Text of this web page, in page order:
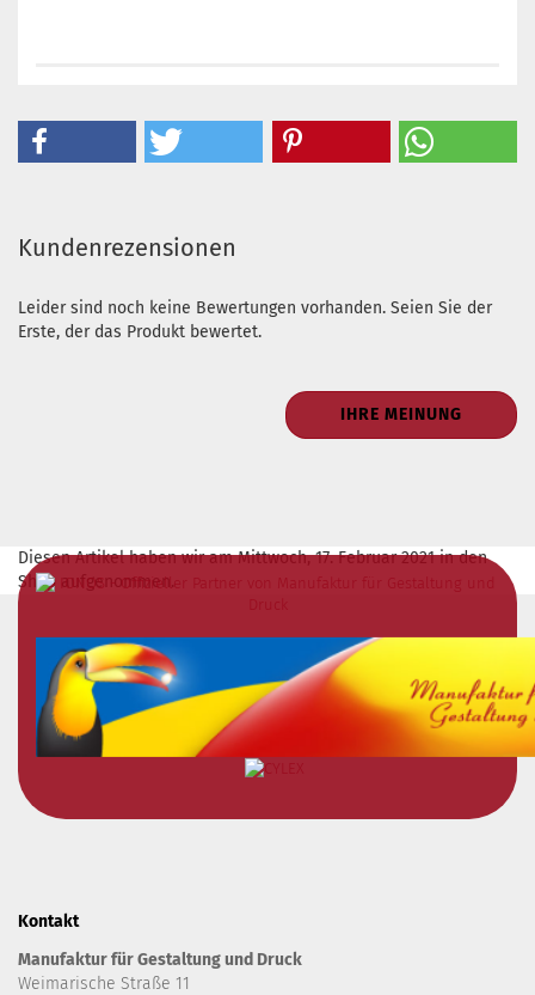
Kundenrezensionen
Leider sind noch keine Bewertungen vorhanden. Seien Sie der
Erste, der das Produkt bewertet.
IHRE MEINUNG
Diesen Artikel haben wir am Mittwoch, 17. Februar 2021 in den
Shop aufgenommen.
Kontakt
Manufaktur für Gestaltung und Druck
Weimarische Straße 11